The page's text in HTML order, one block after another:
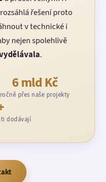
řešení proto
v technické i
nejen spolehlivě
.
6 mld Kč
ročně přes naše projekty
dodávají